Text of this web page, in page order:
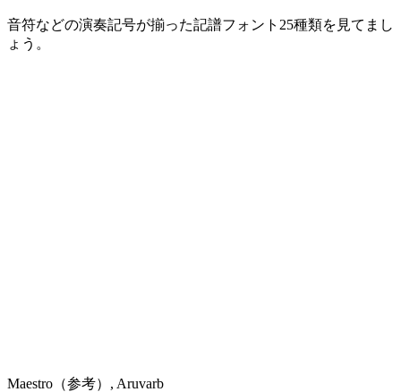
音符などの演奏記号が揃った記譜フォント25種類を見てまし
ょう。
Maestro（参考）, Aruvarb